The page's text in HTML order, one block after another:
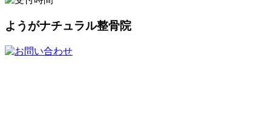
ようがナチュラル整骨院